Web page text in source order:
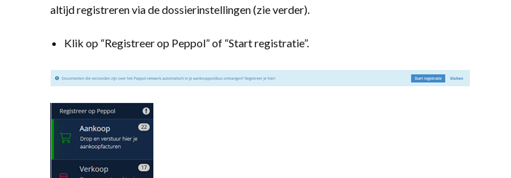
altijd registreren via de dossierinstellingen (zie verder).
Klik op “Registreer op Peppol” of “Start registratie”.